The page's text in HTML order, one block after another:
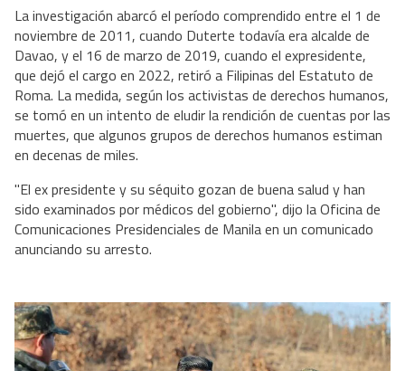
La investigación abarcó el período comprendido entre el 1 de
noviembre de 2011, cuando Duterte todavía era alcalde de
Davao, y el 16 de marzo de 2019, cuando el expresidente,
que dejó el cargo en 2022, retiró a Filipinas del Estatuto de
Roma. La medida, según los activistas de derechos humanos,
se tomó en un intento de eludir la rendición de cuentas por las
muertes, que algunos grupos de derechos humanos estiman
en decenas de miles.
"El ex presidente y su séquito gozan de buena salud y han
sido examinados por médicos del gobierno", dijo la Oficina de
Comunicaciones Presidenciales de Manila en un comunicado
anunciando su arresto.